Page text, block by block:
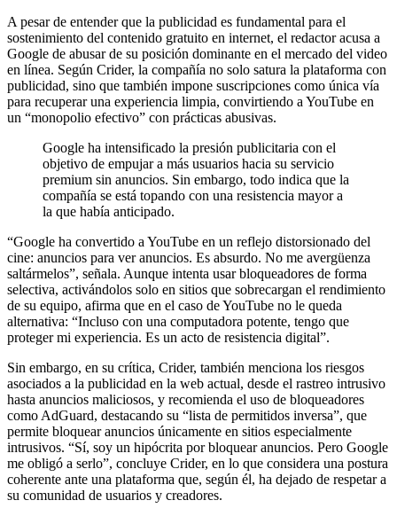
A pesar de entender que la publicidad es fundamental para el
sostenimiento del contenido gratuito en internet, el redactor acusa a
Google de abusar de su posición dominante en el mercado del video
en línea. Según Crider, la compañía no solo satura la plataforma con
publicidad, sino que también impone suscripciones como única vía
para recuperar una experiencia limpia, convirtiendo a YouTube en
un “monopolio efectivo” con prácticas abusivas.
Google ha intensificado la presión publicitaria con el
objetivo de empujar a más usuarios hacia su servicio
premium sin anuncios. Sin embargo, todo indica que la
compañía se está topando con una resistencia mayor a
la que había anticipado.
“Google ha convertido a YouTube en un reflejo distorsionado del
cine: anuncios para ver anuncios. Es absurdo. No me avergüenza
saltármelos”, señala. Aunque intenta usar bloqueadores de forma
selectiva, activándolos solo en sitios que sobrecargan el rendimiento
de su equipo, afirma que en el caso de YouTube no le queda
alternativa: “Incluso con una computadora potente, tengo que
proteger mi experiencia. Es un acto de resistencia digital”.
Sin embargo, en su crítica, Crider, también menciona los riesgos
asociados a la publicidad en la web actual, desde el rastreo intrusivo
hasta anuncios maliciosos, y recomienda el uso de bloqueadores
como AdGuard, destacando su “lista de permitidos inversa”, que
permite bloquear anuncios únicamente en sitios especialmente
intrusivos. “Sí, soy un hipócrita por bloquear anuncios. Pero Google
me obligó a serlo”, concluye Crider, en lo que considera una postura
coherente ante una plataforma que, según él, ha dejado de respetar a
su comunidad de usuarios y creadores.